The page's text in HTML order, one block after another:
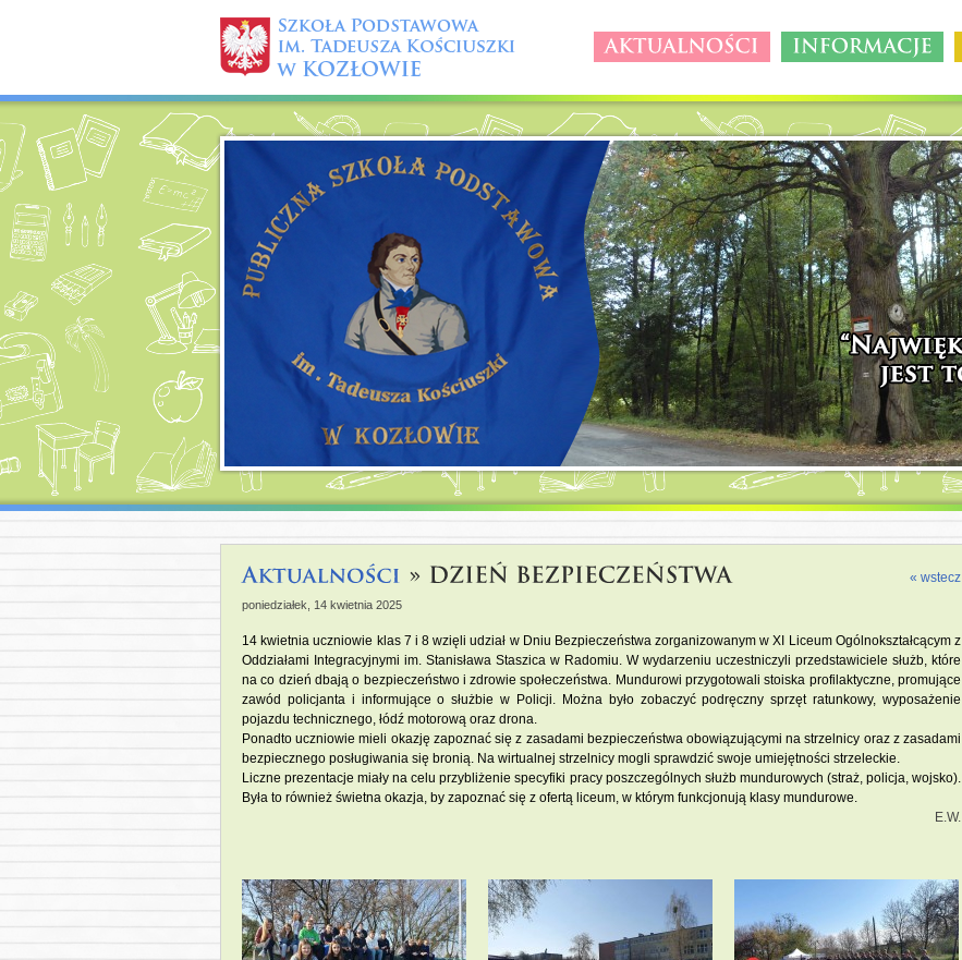
« wstecz
poniedziałek, 14 kwietnia 2025
14 kwietnia uczniowie klas 7 i 8 wzięli udział w Dniu Bezpieczeństwa zorganizowanym w XI Liceum Ogólnokształcącym z
Oddziałami Integracyjnymi im. Stanisława Staszica w Radomiu. W wydarzeniu uczestniczyli przedstawiciele służb, które
na co dzień dbają o bezpieczeństwo i zdrowie społeczeństwa. Mundurowi przygotowali stoiska profilaktyczne, promujące
zawód policjanta i informujące o służbie w Policji. Można było zobaczyć podręczny sprzęt ratunkowy, wyposażenie
pojazdu technicznego, łódź motorową oraz drona.
Ponadto uczniowie mieli okazję zapoznać się z zasadami bezpieczeństwa obowiązującymi na strzelnicy oraz z zasadami
bezpiecznego posługiwania się bronią. Na wirtualnej strzelnicy mogli sprawdzić swoje umiejętności strzeleckie.
Liczne prezentacje miały na celu przybliżenie specyfiki pracy poszczególnych służb mundurowych (straż, policja, wojsko).
Była to również świetna okazja, by zapoznać się z ofertą liceum, w którym funkcjonują klasy mundurowe.
E.W.